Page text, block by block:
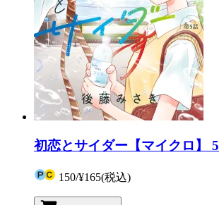
初恋とサイダー【マイクロ】 5
150/¥165(税込)